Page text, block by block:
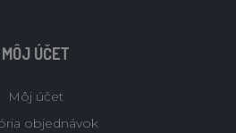
MÔJ ÚČET
Môj účet
objednávok